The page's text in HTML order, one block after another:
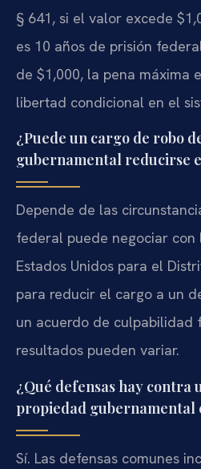
§ 641, si el valor excede
es 10 años de prisión
de $1,000, la pena máxima
libertad condicional en el
¿Puede un cargo de robo
gubernamental reducirse
Depende de las
federal puede negociar con
Estados Unidos para el
para reducir el cargo a un
un acuerdo de culpabilidad
resultados pueden variar.
¿Qué defensas hay contra
propiedad gubernamental
Sí. Las defensas comunes